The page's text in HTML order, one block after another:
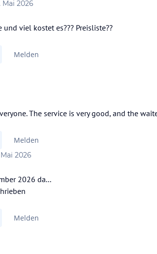
Mai 2026
und viel kostet es??? Preisliste??
Melden
Melden
Mai 2026
2026 da...
Melden